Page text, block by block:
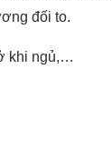
đối to.
khi ngủ,…